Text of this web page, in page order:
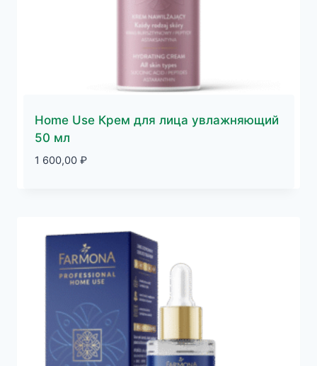
Home Use Крем для лица увлажняющий
50 мл
1 600,00 ₽